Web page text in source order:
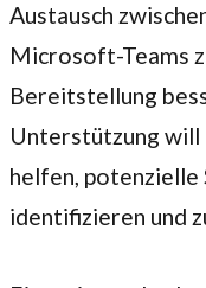
Austausch
Microsoft-Teams
Bereitstellung
Unterstützung
helfen, potenzielle
identifizieren und